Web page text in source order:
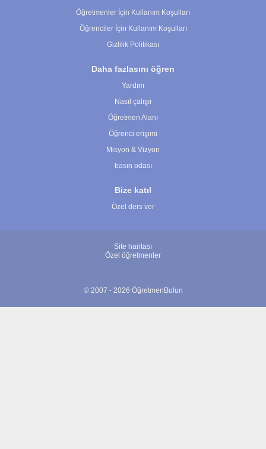
Öğretmenler İçin Kullanım Koşulları
Öğrenciler İçin Kullanım Koşulları
Gizlilik Politikası
Daha fazlasını öğren
Yardım
Nasıl çalışır
Öğretmen Alanı
Öğrenci erişimi
Misyon & Vizyon
basın odası
Bize katıl
Özel ders ver
Site haritası
Özel öğretmenler
© 2007 - 2026 ÖğretmenBulun